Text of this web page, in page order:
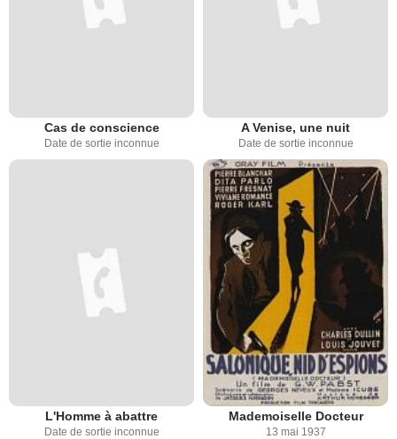
Cas de conscience
Date de sortie inconnue
A Venise, une nuit
Date de sortie inconnue
L'Homme à abattre
Date de sortie inconnue
Mademoiselle Docteur
13 mai 1937